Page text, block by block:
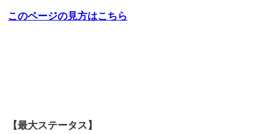
このページの見方はこちら
【最大ステータス】